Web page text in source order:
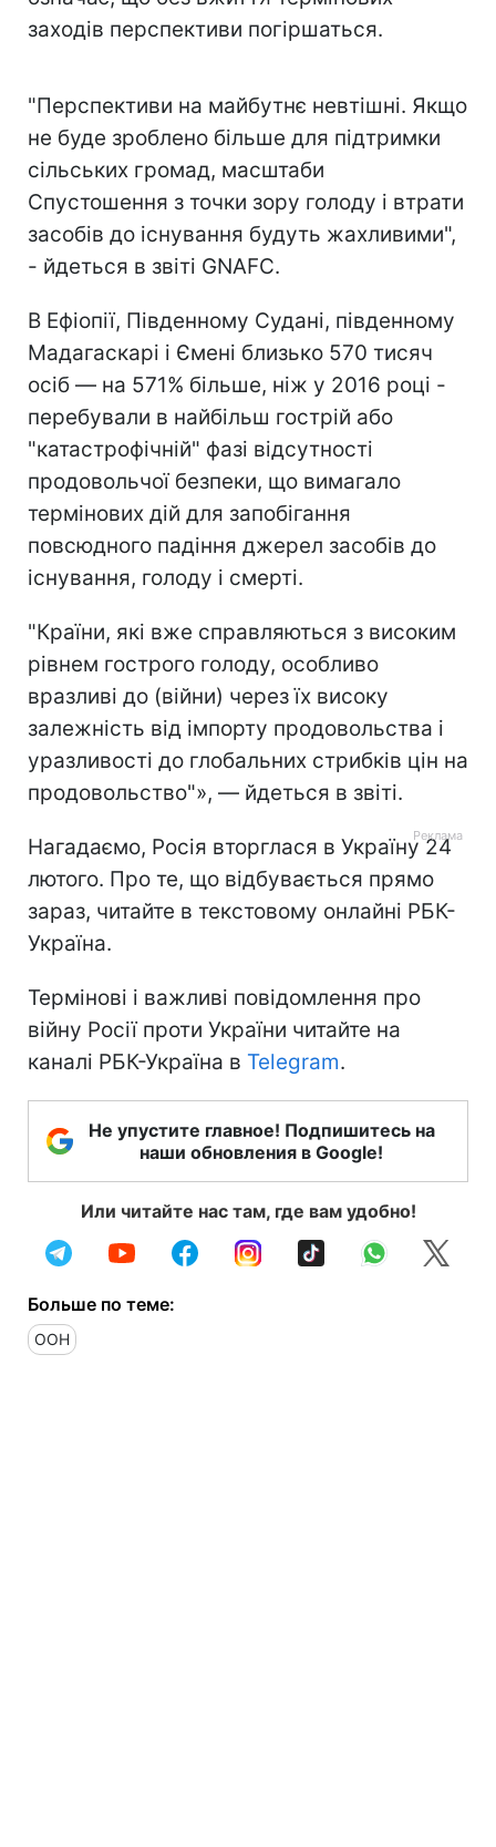
заходів перспективи погіршаться.
"Перспективи на майбутнє невтішні. Якщо
не буде зроблено більше для підтримки
сільських громад, масштаби
Спустошення з точки зору голоду і втрати
засобів до існування будуть жахливими",
- йдеться в звіті GNAFC.
В Ефіопії, Південному Судані, південному
Мадагаскарі і Ємені близько 570 тисяч
осіб — на 571% більше, ніж у 2016 році -
перебували в найбільш гострій або
"катастрофічній" фазі відсутності
продовольчої безпеки, що вимагало
термінових дій для запобігання
повсюдного падіння джерел засобів до
існування, голоду і смерті.
"Країни, які вже справляються з високим
рівнем гострого голоду, особливо
вразливі до (війни) через їх високу
залежність від імпорту продовольства і
уразливості до глобальних стрибків цін на
продовольство"», — йдеться в звіті.
Нагадаємо, Росія вторглася в Україну 24
лютого. Про те, що відбувається прямо
зараз, читайте в текстовому онлайні РБК-
Україна.
Термінові і важливі повідомлення про
війну Росії проти України читайте на
каналі РБК-Україна в Telegram.
Не упустите главное! Подпишитесь на
наши обновления в Google!
Или читайте нас там, где вам удобно!
Больше по теме:
ООН